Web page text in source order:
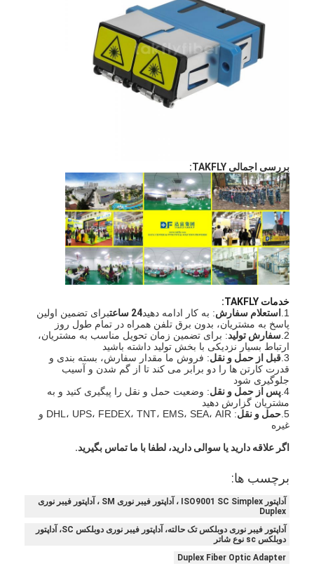
خانه
درباره ما
تور کارخانه
کنترل کیفیت
با ما تماس بگیرید
اخبار
حالا حرف بزن
MPO MTP
بررسی اجمالی TAKFLY:
خدمات TAKFLY:
1. استعلام سفارش: به کار ادامه دهید24 ساعت
برای تضمین اولین
پاسخ به مشتریان، بدون برق تلفن همراه در تمام طول روز
2. سفارش تولید: برای تضمین زمان تحویل مناسب به مشتریان،
ارتباط بسیار نزدیکی با بخش تولید داشته باشید
3. قبل از حمل و نقل: فروش ما مقدار سفارش، بسته بندی و
قدرت کارتن ها را دو برابر می کند تا از گم شدن و آسیب
جلوگیری شود
4. پس از حمل و نقل: وضعیت حمل و نقل را پیگیری کنید و به
مشتریان گزارش دهید
5. حمل و نقل
: DHL، UPS، FEDEX، TNT، EMS، SEA، AIR و
غیره
اگر علاقه دارید یا سوالی دارید، لطفا با ما تماس بگیرید.
برچسب ها:
آداپتور ISO9001 SC Simplex ، آداپتور فیبر نوری SM ، آداپتور فیبر نوری
Duplex
آداپتور فیبر نوری دوبلکس تک حالته، آداپتور فیبر نوری دوبلکس SC، آداپتور
دوبلکس sc نوع شاتر
Duplex Fiber Optic Adapter